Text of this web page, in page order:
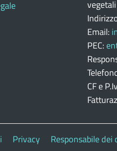
Email:
PEC:
CF e
Privacy Responsabile